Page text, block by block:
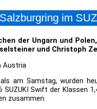
im
der Ungarn und
und Christoph
Austria
am Samstag, wurden
SUZUKI Swift der Klassen
zusammen.